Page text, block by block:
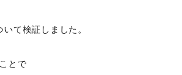
て検証しました。
とで